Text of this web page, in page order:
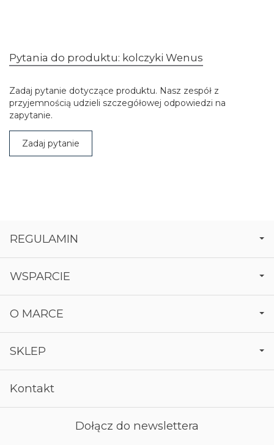
Pytania do produktu: kolczyki Wenus
Zadaj pytanie dotyczące produktu. Nasz zespół z
przyjemnością udzieli szczegółowej odpowiedzi na
zapytanie.
Zadaj pytanie
REGULAMIN
WSPARCIE
O MARCE
SKLEP
Kontakt
Dołącz do newslettera